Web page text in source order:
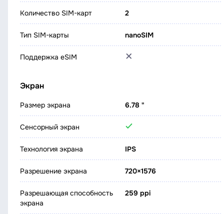
Количество SIM-карт 2
Тип SIM-карты nanoSIM
Поддержка eSIM
Экран
Размер экрана 6.78 "
Сенсорный экран
Технология экрана IPS
Разрешение экрана 720×1576
Разрешающая способность
экрана
259 ppi